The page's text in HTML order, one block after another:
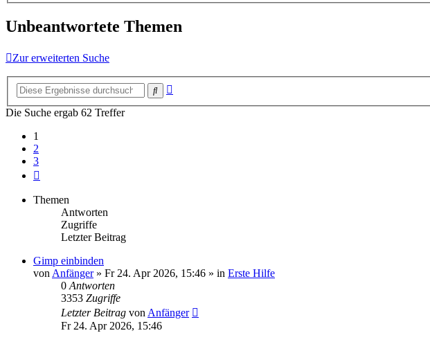
Unbeantwortete Themen
Zur erweiterten Suche
Suche
Die Suche ergab 62 Treffer
1
2
3
Themen
Antworten
Zugriffe
Letzter Beitrag
Gimp einbinden
von Anfänger» Fr 24. Apr 2026, 15:46 » in Erste Hilfe
0 Antworten
3353 Zugriffe
Letzter Beitrag von Anfänger
Fr 24. Apr 2026, 15:46